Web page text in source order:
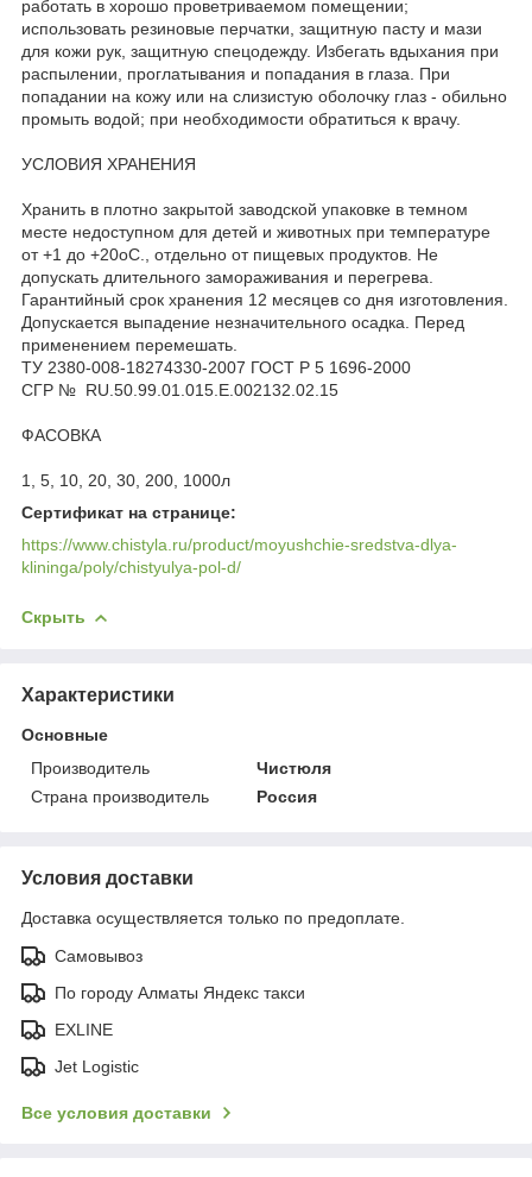
работать в хорошо проветриваемом помещении;
использовать резиновые перчатки, защитную пасту и мази
для кожи рук, защитную спецодежду. Избегать вдыхания при
распылении, проглатывания и попадания в глаза. При
попадании на кожу или на слизистую оболочку глаз - обильно
промыть водой; при необходимости обратиться к врачу.
УСЛОВИЯ ХРАНЕНИЯ
Хранить в плотно закрытой заводской упаковке в темном
месте недоступном для детей и животных при температуре
от +1 до +20оС., отдельно от пищевых продуктов. Не
допускать длительного замораживания и перегрева.
Гарантийный срок хранения 12 месяцев со дня изготовления.
Допускается выпадение незначительного осадка. Перед
применением перемешать.
ТУ 2380-008-18274330-2007 ГОСТ Р 5 1696-2000
СГР № RU.50.99.01.015.E.002132.02.15
ФАСОВКА
1, 5, 10, 20, 30, 200, 1000л
Сертификат на странице:
https://www.chistyla.ru/product/moyushchie-sredstva-dlya-
klininga/poly/chistyulya-pol-d/
Скрыть
Характеристики
Основные
Производитель
Чистюля
Страна производитель
Россия
Условия доставки
Доставка осуществляется только по предоплате.
Самовывоз
По городу Алматы Яндекс такси
EXLINE
Jet Logistic
Все условия доставки